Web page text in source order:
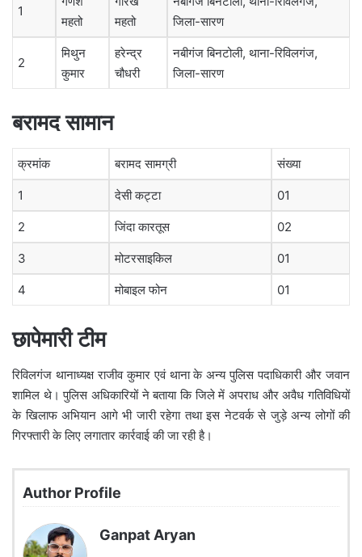
1
महतो
महतो
जिला-सारण
2
मिथुन
कुमार
हरेन्द्र
चौधरी
नबीगंज बिनटोली, थाना-रिविलगंज,
जिला-सारण
बरामद सामान
क्रमांक बरामद सामग्री संख्या
1 देसी कट्टा 01
2 जिंदा कारतूस 02
3 मोटरसाइकिल 01
4 मोबाइल फोन 01
छापेमारी टीम
रिविलगंज थानाध्यक्ष राजीव कुमार एवं थाना के अन्य पुलिस पदाधिकारी और जवान
शामिल थे। पुलिस अधिकारियों ने बताया कि जिले में अपराध और अवैध गतिविधियों
के खिलाफ अभियान आगे भी जारी रहेगा तथा इस नेटवर्क से जुड़े अन्य लोगों की
गिरफ्तारी के लिए लगातार कार्रवाई की जा रही है।
Author Profile
Ganpat Aryan